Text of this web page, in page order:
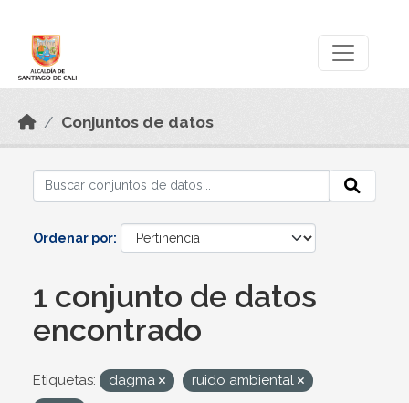
Conjuntos de datos
Ordenar por
1 conjunto de datos
encontrado
Etiquetas: dagma
ruido ambiental